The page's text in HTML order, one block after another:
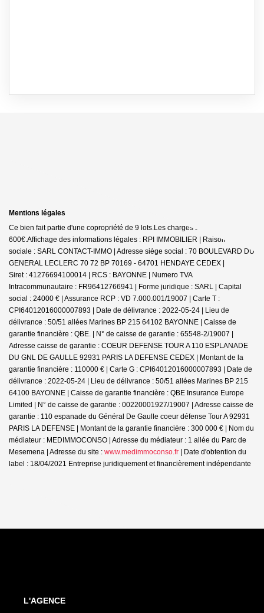
Mentions légales
Ce bien fait partie d'une copropriété de 9 lots.Les charges annuelles sont de
600€.Affichage des informations légales : RPI IMMOBILIER | Raison
sociale : SARL CONTACT-IMMO | Adresse siège social : 70 BOULEVARD DU
GENERAL LECLERC 70 72 BP 70169 - 64701 HENDAYE CEDEX |
Siret : 41276694100014 | RCS : BAYONNE | Numero TVA
Intracommunautaire : FR96412766941 | Forme juridique : SARL | Capital
social : 24000 € | Assurance RCP : VD 7.000.001/19007 | Carte T :
CPI64012016000007893 | Date de délivrance : 2022-05-24 | Lieu de
délivrance : 50/51 allées Marines BP 215 64102 BAYONNE | Caisse de
garantie financière : QBE. | N° de caisse de garantie : 65548-2/19007 |
Adresse caisse de garantie : COEUR DEFENSE TOUR A 110 ESPLANADE
DU GNL DE GAULLE 92931 PARIS LA DEFENSE CEDEX | Montant de la
garantie financière : 110000 € | Carte G : CPI64012016000007893 | Date de
délivrance : 2022-05-24 | Lieu de délivrance : 50/51 allées Marines BP 215
64100 BAYONNE | Caisse de garantie financière : QBE Insurance Europe
Limited | N° de caisse de garantie : 00220001927/19007 | Adresse caisse de
garantie : 110 espanade du Général De Gaulle coeur défense Tour A 92931
PARIS LA DEFENSE | Montant de la garantie financière : 300 000 € | Nom du
médiateur : MEDIMMOCONSO | Adresse du médiateur : 1 allée du Parc de
Mesemena | Adresse du site : www.medimmoconso.fr | Date d'obtention du
label : 18/04/2021 Entreprise juridiquement et financièrement indépendante
L'AGENCE